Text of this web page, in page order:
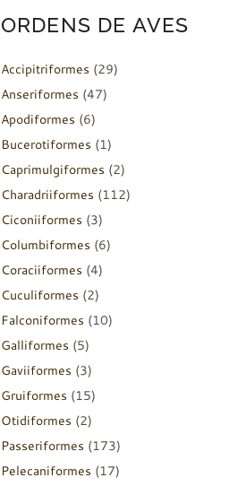
ORDENS DE AVES
Accipitriformes (29)
Anseriformes (47)
Apodiformes (6)
Bucerotiformes (1)
Caprimulgiformes (2)
Charadriiformes (112)
Ciconiiformes (3)
Columbiformes (6)
Coraciiformes (4)
Cuculiformes (2)
Falconiformes (10)
Galliformes (5)
Gaviiformes (3)
Gruiformes (15)
Otidiformes (2)
Passeriformes (173)
Pelecaniformes (17)